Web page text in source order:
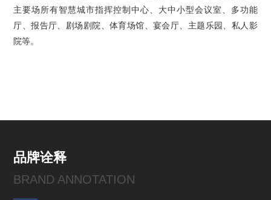
主要场所有智慧城市指挥控制中心、大中小型会议室、多功能
厅、报告厅、剧场剧院、体育场馆、宴会厅、主题乐园、私人影
院等。
品牌诠释
BRAND ANNOTATION